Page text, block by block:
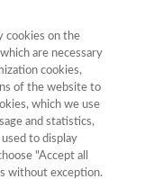
cookies on the
are necessary
cookies,
of the website to
which we use
and statistics,
to display
"Accept all
without exception.